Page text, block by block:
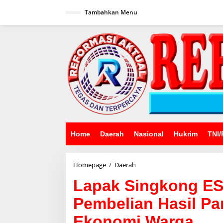
Tambahkan Menu
Home Daerah Nasional Hukrim TNI/
Homepage / Daerah
ESP
Bantu
Petani
Dalam
Pembelian
Lapak Singkong
Pembelian Hasil